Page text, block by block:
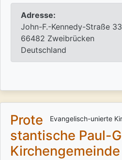
Adresse:
John-F.-Kennedy-Straße 33
66482 Zweibrücken
Deutschland
Evangelisch-unierte
Prote
stantische Paul-